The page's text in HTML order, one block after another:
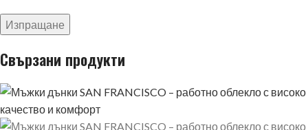
Свързани продукти